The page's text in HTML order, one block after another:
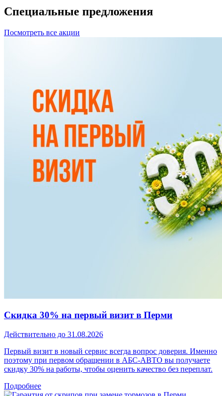
Специальные предложения
Посмотреть все акции
Скидка 30% на первый визит в Перми
Действительно до 31.08.2026
Первый визит в новый сервис всегда вопрос доверия. Именно
поэтому при первом обращении в АБС-АВТО вы получаете
скидку 30% на работы, чтобы оценить качество без переплат.
Подробнее